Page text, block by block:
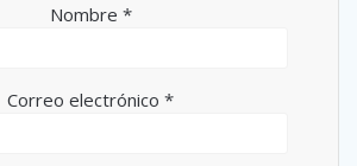
Nombre *
Correo electrónico *